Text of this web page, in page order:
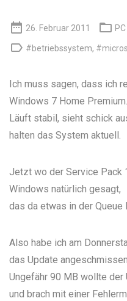
 26. Februar 2011 
 #betriebssystem,
Ich muss sagen, dass ich
Windows 7 Home Premium.
Läuft stabil, sieht schick
halten das System aktuell.
Jetzt wo der Service Pack
Windows natürlich gesagt,
das da etwas in der Queue
Also habe ich am
das Update
Ungefähr 90 MB wollte der
und brach mit einer